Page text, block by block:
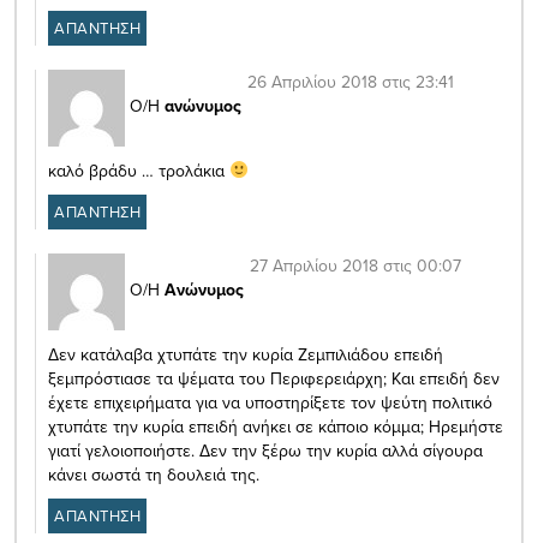
ΑΠΑΝΤΗΣΗ
Ο/Η ανώνυμος
26 Απριλίου 2018 στις 23:41
καλό βράδυ … τρολάκια
ΑΠΑΝΤΗΣΗ
Ο/Η Ανώνυμος
27 Απριλίου 2018 στις 00:07
Δεν κατάλαβα χτυπάτε την κυρία Ζεμπιλιάδου επειδή
ξεμπρόστιασε τα ψέματα του Περιφερειάρχη; Και επειδή δεν
έχετε επιχειρήματα για να υποστηρίξετε τον ψεύτη πολιτικό
χτυπάτε την κυρία επειδή ανήκει σε κάποιο κόμμα; Ηρεμήστε
γιατί γελοιοποιήστε. Δεν την ξέρω την κυρία αλλά σίγουρα
κάνει σωστά τη δουλειά της.
ΑΠΑΝΤΗΣΗ